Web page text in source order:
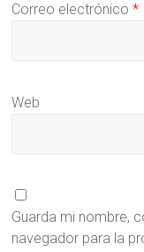
Correo electrónico*
Web
Guarda mi nombre,
navegador para la